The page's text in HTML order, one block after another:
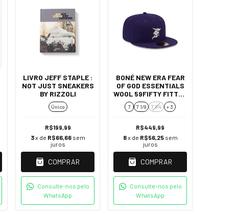
LIVRO JEFF STAPLE :
NOT JUST SNEAKERS
BY RIZZOLI
Único
R$199,99
3x de R$66,66 sem
juros
COMPRAR
Consulte-nos pelo
WhatsApp
BONÉ NEW ERA FEAR
OF GOD ESSENTIALS
WOOL 59FIFTY FITTED
COLORADO ROCKIES -
ROXO
7 7 1/8 7 1/4 + 3
R$449,99
8x de R$56,25 sem
juros
COMPRAR
Consulte-nos pelo
WhatsApp